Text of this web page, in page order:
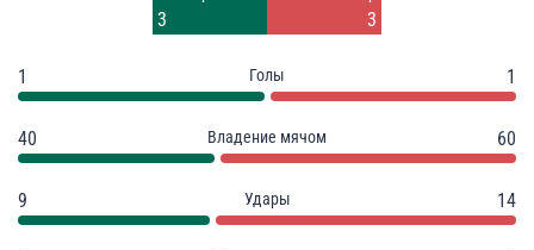
3 3
1 Голы 1
40 Владение мячом 60
9 Удары 14